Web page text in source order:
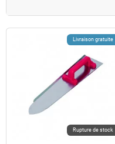
Livraison gratuite
Rupture de stock